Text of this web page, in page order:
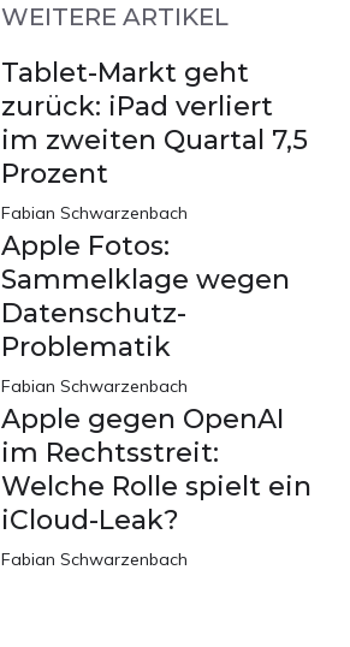
WEITERE ARTIKEL
Tablet-Markt geht
zurück: iPad verliert
im zweiten Quartal 7,5
Prozent
Fabian Schwarzenbach
Apple Fotos:
Sammelklage wegen
Datenschutz-
Problematik
Fabian Schwarzenbach
Apple gegen OpenAI
im Rechtsstreit:
Welche Rolle spielt ein
iCloud-Leak?
Fabian Schwarzenbach